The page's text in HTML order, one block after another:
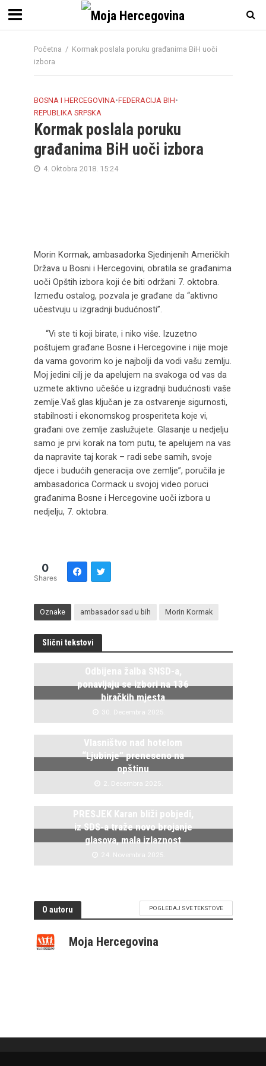
Početna / Kormak poslala poruku građanima BiH uoči
izbora
BOSNA I HERCEGOVINA•FEDERACIJA BIH•
REPUBLIKA SRPSKA
Kormak poslala poruku
građanima BiH uoči izbora
4. Oktobra 2018. 15:24
Morin Kormak, ambasadorka Sjedinjenih Američkih
Država u Bosni i Hercegovini, obratila se građanima
uoči Opštih izbora koji će biti održani 7. oktobra.
Između ostalog, pozvala je građane da “aktivno
učestvuju u izgradnji budućnosti”.
“Vi ste ti koji birate, i niko više. Izuzetno
poštujem građane Bosne i Hercegovine i nije moje
da vama govorim ko je najbolji da vodi vašu zemlju.
Moj jedini cilj je da apelujem na svakoga od vas da
uzmete aktivno učešće u izgradnji budućnosti vaše
zemlje.Vaš glas ključan je za ostvarenje sigurnosti,
stabilnosti i ekonomskog prosperiteta koje vi,
građani ove zemlje zaslužujete. Glasanje u nedjelju
samo je prvi korak na tom putu, te apelujem na vas
da napravite taj korak – radi sebe samih, svoje
djece i budućih generacija ove zemlje”, poručila je
ambasadorica Cormack u svojoj video poruci
građanima Bosne i Hercegovine uoči izbora u
nedjelju, 7. oktobra.
0
Shares
Oznake ambasador sad u bih Morin Kormak
Slični tekstovi
Odbijena žalba SNSD-a,
ponavljaju se izbori na 136
biračkih mjesta
30. Decembra 2025.
Vlasništvo nad hotelom
“Ljubinje” preneseno na
opštinu
2. Decembra 2025.
PRESJEK Karan bliži pobjedi,
iz SDS-a traže novo brojanje
glasova, mala izlaznost
24. Novembra 2025.
O autoru POGLEDAJ SVE TEKSTOVE
Moja Hercegovina